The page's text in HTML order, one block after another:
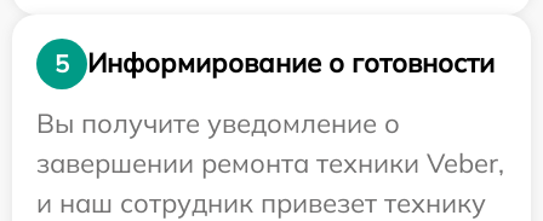
5
Информирование о готовности
Вы получите уведомление о
завершении ремонта техники Veber,
и наш сотрудник привезет технику